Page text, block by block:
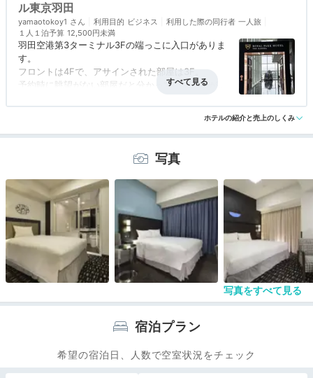
ほっこり落ち着く和食も多数。彩り豊かな和洋朝食ビュ
ッフェ
ル東京羽田
yamaotokoy1 利用目的 ビジネス 利用した際の同行者 一人旅
１人１泊予算 12,500円未満
羽田空港第3ターミナル3Fの端っこに入口がありま
す。
フロントは4Fで、アサインされた部屋は3F。
予約時に眺望がない部屋だと分かっていましたが、
ドアを開けるとすぐベッド、その奥にガラス戸で仕
切られたトイレとバスルーム。設備はやや古めでし
寝るためだけと割り切れば、空港の出国ゲートまで
歩いていける便利なホテルと言えましょう。
アクセス 5.0 コスパ 3.0 客室 2.0 接客対応 3.0 風呂 2.5
ホテルの紹介と売上のしくみ
写真
写真をすべて見る
宿泊プラン
希望の宿泊日、人数で空室状況をチェック